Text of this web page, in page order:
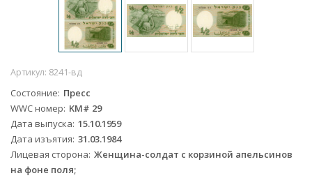
Артикул: 8241-вд
Состояние Пресс
WWC номер KM# 29
Дата выпуска 15.10.1959
Дата изъятия 31.03.1984
Лицевая сторона Женщина-солдат с корзиной апельсинов
на фоне поля;